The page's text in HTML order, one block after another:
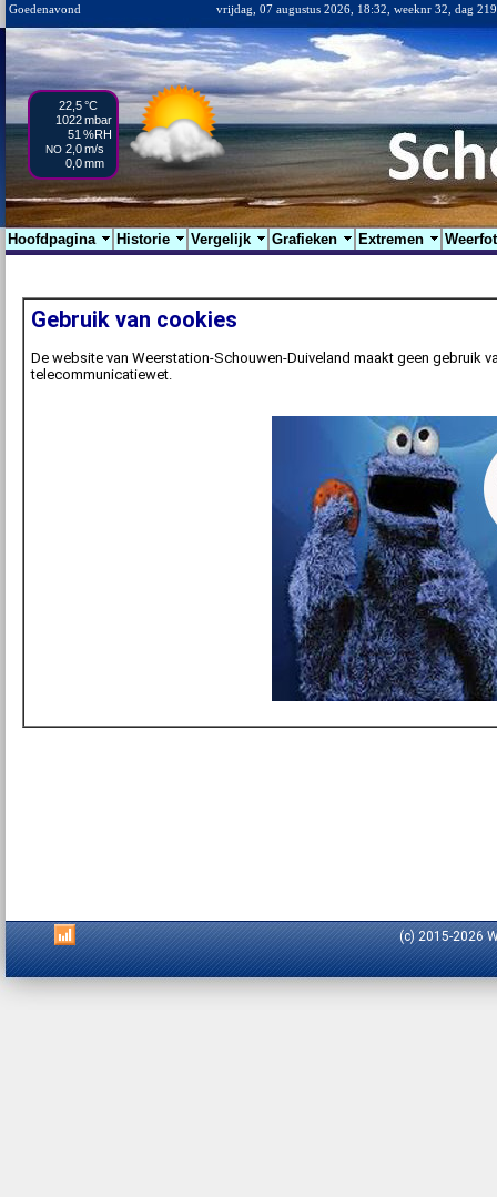
Goedenavond vrijdag, 07 augustus 2026, 18:32, weeknr 32, dag 219
22,5°C
1022mbar
51 %RH
NO 2,0m/s
0,0mm
Hoofdpagina Historie Vergelijk Grafieken Extremen
Gebruik van cookies
De website van Weerstation-Schouwen-Duiveland maakt geen gebruik
telecommunicatiewet.
(c) 2015-2026